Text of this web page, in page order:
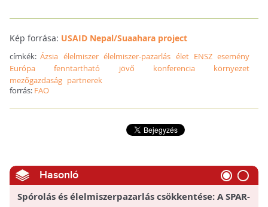
Kép forrása: USAID Nepal/Suaahara project
címkék:Ázsia élelmiszer élelmiszer-pazarlás élet ENSZ esemény
Európa
fenntartható jövő konferencia
környezet
mezőgazdaság partnerek
forrás: FAO
Hasonló
Spórolás és élelmiszerpazarlás csökkentése: A SPAR-